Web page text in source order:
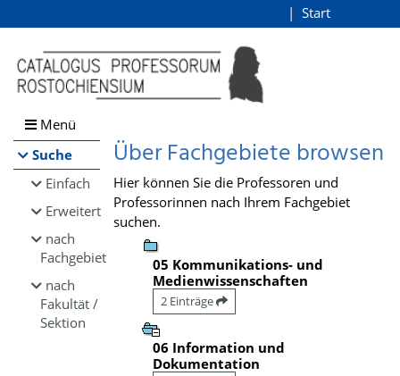
Browsen
direkt zum Inhalt
Start
Menü
Suche
Einfach
Erweitert
nach
Fachgebiet
nach
Fakultät /
Sektion
Über Fachgebiete browsen
Hier können Sie die Professoren und
Professorinnen nach Ihrem Fachgebiet
suchen.
05 Kommunikations- und
Medienwissenschaften
2 Einträge
06 Information und
Dokumentation